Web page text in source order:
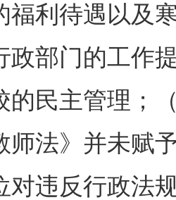
福利待遇以及
政部门的工作
的民主管理；
师法》并未赋
对违反行政法